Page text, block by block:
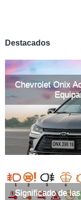
Destacados
Chevrolet Onix
Significado de